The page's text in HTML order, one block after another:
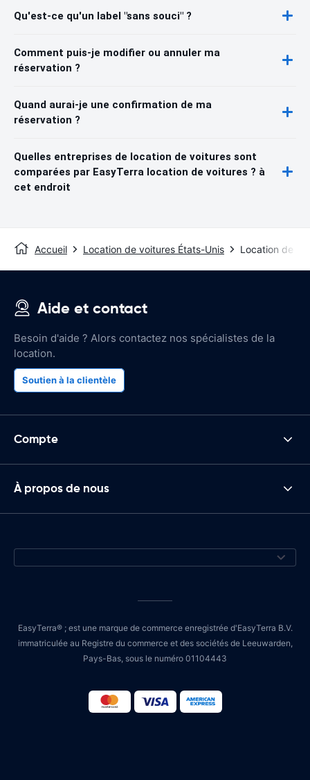
Qu'est-ce qu'un label "sans souci" ?
Comment puis-je modifier ou annuler ma
réservation ?
Quand aurai-je une confirmation de ma
réservation ?
Quelles entreprises de location de voitures sont
comparées par EasyTerra location de voitures ? à
cet endroit
Accueil Location de voitures États-Unis Location de
Aide et contact
Besoin d'aide ? Alors contactez nos spécialistes de la
location.
Soutien à la clientèle
Compte
À propos de nous
EasyTerra® ; est une marque de commerce enregistrée d'EasyTerra B.V.
immatriculée au Registre du commerce et des sociétés de Leeuwarden,
Pays-Bas, sous le numéro 01104443